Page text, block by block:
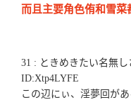
而且主要角色侑和雪菜
31 : ときめきたい名無し
ID:Xtp4LYFE
この辺にぃ、淫夢回が